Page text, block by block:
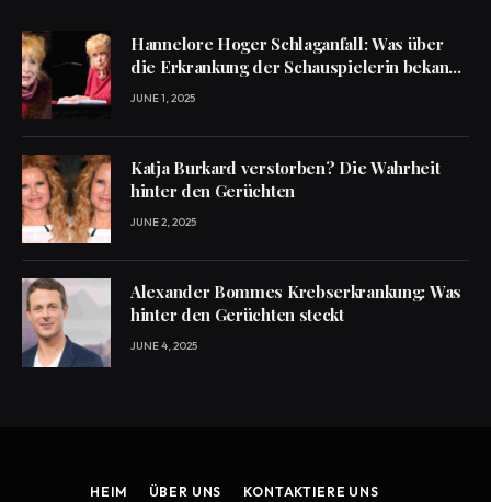
Hannelore Hoger Schlaganfall: Was über
die Erkrankung der Schauspielerin bekannt
ist
JUNE 1, 2025
Katja Burkard verstorben? Die Wahrheit
hinter den Gerüchten
JUNE 2, 2025
Alexander Bommes Krebserkrankung: Was
hinter den Gerüchten steckt
JUNE 4, 2025
HEIM ÜBER UNS KONTAKTIERE UNS